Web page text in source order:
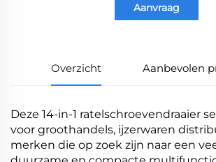
Aanvraag
Overzicht Aanbevolen
Deze 14-in-1 ratelschroevendraaier
voor groothandels, ijzerwaren
merken die op zoek zijn naar een